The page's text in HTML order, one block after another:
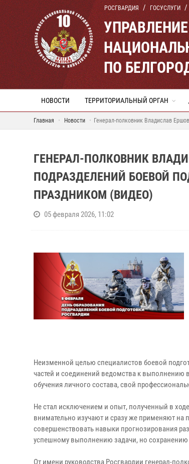
РОСГВАРДИЯ ГОСУСЛУГИ
ПО
НОВОСТИ ТЕРРИТОРИАЛЬНЫЙ ОРГАН
Главная Новости Генерал-полковник Владислав
ГЕНЕРАЛ-ПОЛКОВНИК
ПОДРАЗДЕЛЕНИЙ БОЕВОЙ
ПРАЗДНИКОМ (ВИДЕО)
05 февраля 2026, 11:02
Неизменной целью специалистов боевой
частей и соединений ведомства к
обучения личного состава, свой
Не стал исключением и опыт, полученный в
внимательно изучают и сразу же применяют
совершенствовать навыки прогнозирования
успешному выполнению задачи, но
От имени руководства Росгвардии генерал-